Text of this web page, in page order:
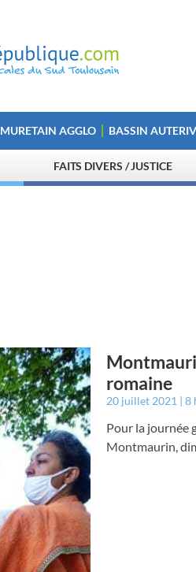
MURETAIN AGGLO BASSIN
FAITS DIVERS / JUSTICE
romaine
20 juillet 2021 8
Pour la journée
Montmaurin,